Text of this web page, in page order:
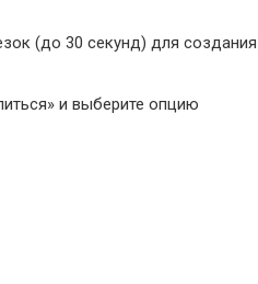
(до 30 секунд) для создания
и выберите опцию